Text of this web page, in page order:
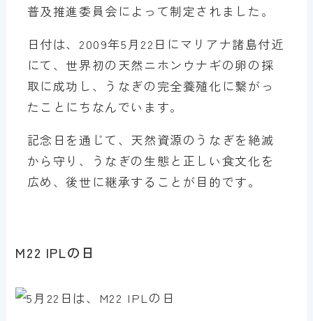
普及推進委員会によって制定されました。
日付は、2009年5月22日にマリアナ諸島付近
にて、世界初の天然ニホンウナギの卵の採
取に成功し、うなぎの完全養殖化に繋がっ
たことにちなんでいます。
記念日を通じて、天然資源のうなぎを絶滅
から守り、うなぎの生態と正しい食文化を
広め、後世に継承することが目的です。
M22 IPLの日